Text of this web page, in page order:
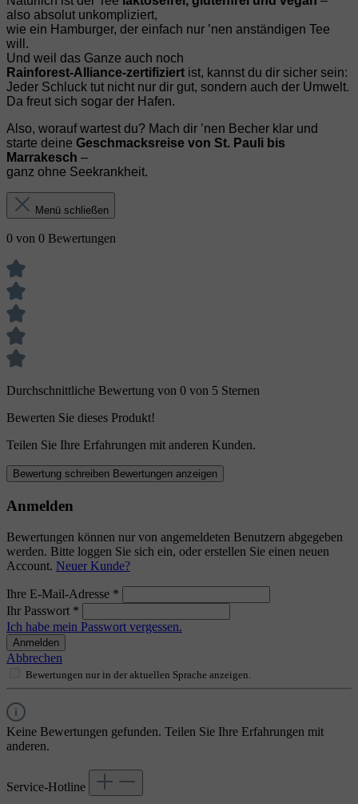
also absolut unkompliziert,
wie ein Hamburger, der einfach nur ’nen anständigen Tee
will.
Und weil das Ganze auch noch
Rainforest‑Alliance‑zertifiziert ist, kannst du dir sicher sein:
Jeder Schluck tut nicht nur dir gut, sondern auch der Umwelt.
Da freut sich sogar der Hafen.
Also, worauf wartest du? Mach dir ’nen Becher klar und
starte deine Geschmacksreise von St. Pauli bis
Marrakesch –
ganz ohne Seekrankheit.
Menü schließen
0 von 0 Bewertungen
Durchschnittliche Bewertung von 0 von 5 Sternen
Bewerten Sie dieses Produkt!
Teilen Sie Ihre Erfahrungen mit anderen Kunden.
Bewertung schreiben Bewertungen anzeigen
Anmelden
Bewertungen können nur von angemeldeten Benutzern abgegeben
werden. Bitte loggen Sie sich ein, oder erstellen Sie einen neuen
Account. Neuer Kunde?
Ihre E-Mail-Adresse *
Ihr Passwort *
Ich habe mein Passwort vergessen.
Anmelden
Abbrechen
Bewertungen nur in der aktuellen Sprache anzeigen.
Keine Bewertungen gefunden. Teilen Sie Ihre Erfahrungen mit
anderen.
Service-Hotline